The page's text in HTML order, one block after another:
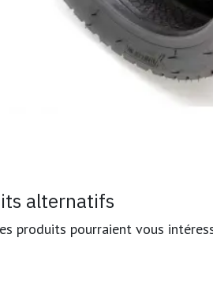
alternatifs
produits pourraient vous